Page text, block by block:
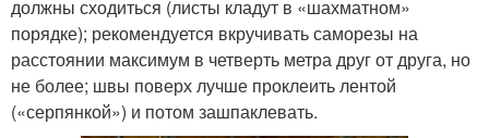
должны сходиться (листы кладут в «шахматном»
порядке); рекомендуется вкручивать саморезы на
расстоянии максимум в четверть метра друг от друга, но
не более; швы поверх лучше проклеить лентой
(«серпянкой») и потом зашпаклевать.